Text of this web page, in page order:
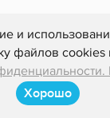
и
файлов cookies
Хорошо